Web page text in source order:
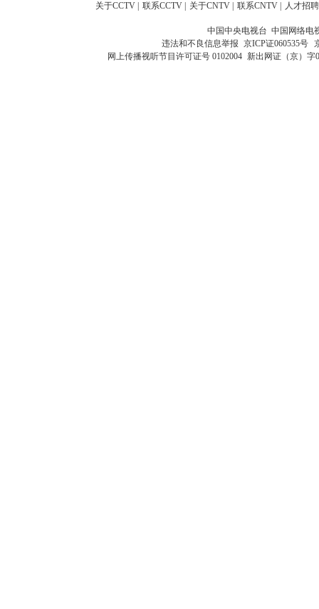
关于CCTV 联系CCTV 关于CNTV 联系CNTV 人才招聘
中国中央电视台 中国网络电
违法和不良信息举报 京ICP证060535号
网上传播视听节目许可证号 0102004 新出网证（京）